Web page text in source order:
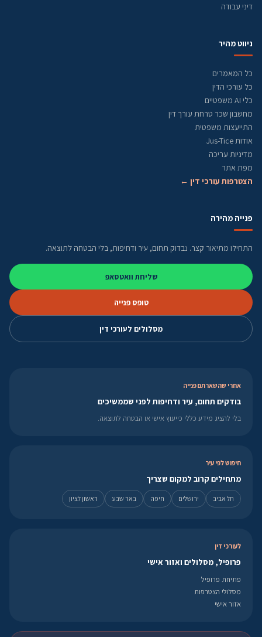
דיני עבודה
ניווט מהיר
כל המאמרים
כל עורכי הדין
כלי AI משפטיים
מחשבון שכר טרחת עורך דין
התייעצות משפטית
אודות Jus-Tice
מדיניות עריכה
מפת אתר
הצטרפות עורכי דין ←
פנייה מהירה
התחילו מתיאור קצר. נבדוק תחום, עיר ודחיפות, בלי הבטחה לתוצאה.
שליחת וואטסאפ
טופס פנייה
מסלולים לעורכי דין
אחרי שהשארתם פנייה
בודקים תחום, עיר ודחיפות לפני שממשיכים
בלי להציג מידע כללי כייעוץ אישי או הבטחה לתוצאה.
חיפוש לפי עיר
מתחילים קרוב למקום שצריך
תל אביב ירושלים חיפה באר שבע ראשון לציון
לעורכי דין
פרופיל, מסלולים ואזור אישי
פתיחת פרופיל
מסלולי הצטרפות
אזור אישי